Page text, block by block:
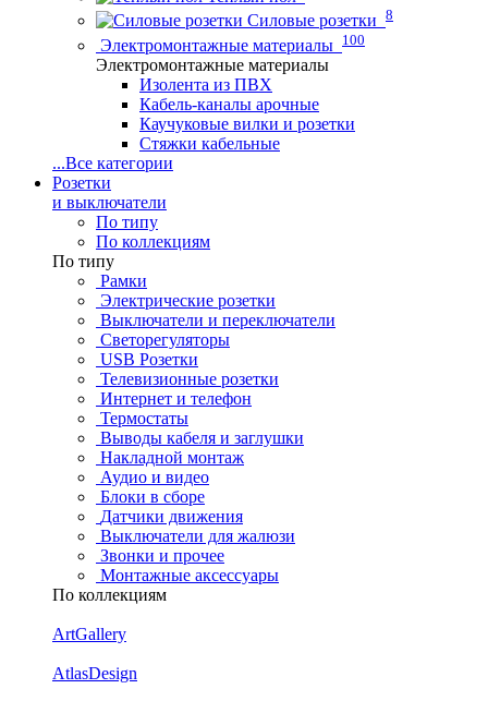
Силовые розетки 8
Электромонтажные материалы 100
Электромонтажные материалы
Изолента из ПВХ
Кабель-каналы арочные
Каучуковые вилки и розетки
Стяжки кабельные
...Все категории
Розетки
и выключатели
По типу
По коллекциям
По типу
Рамки
Электрические розетки
Выключатели и переключатели
Светорегуляторы
USB Розетки
Телевизионные розетки
Интернет и телефон
Термостаты
Выводы кабеля и заглушки
Накладной монтаж
Аудио и видео
Блоки в сборе
Датчики движения
Выключатели для жалюзи
Звонки и прочее
Монтажные аксессуары
По коллекциям
ArtGallery
AtlasDesign